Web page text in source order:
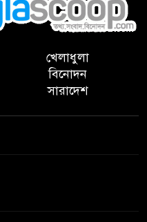
খেলাধুলা
বিনোদন
সারাদেশ